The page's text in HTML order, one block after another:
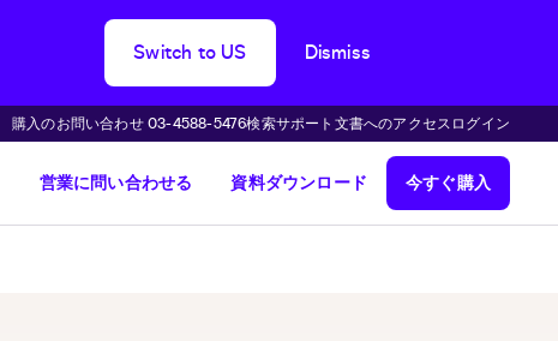
Switch to US Dismiss
購入のお問い合わせ 03-4588-5476検索サポート 文書へのアクセスログイン
営業に問い合わせる 資料ダウンロード 今すぐ購入